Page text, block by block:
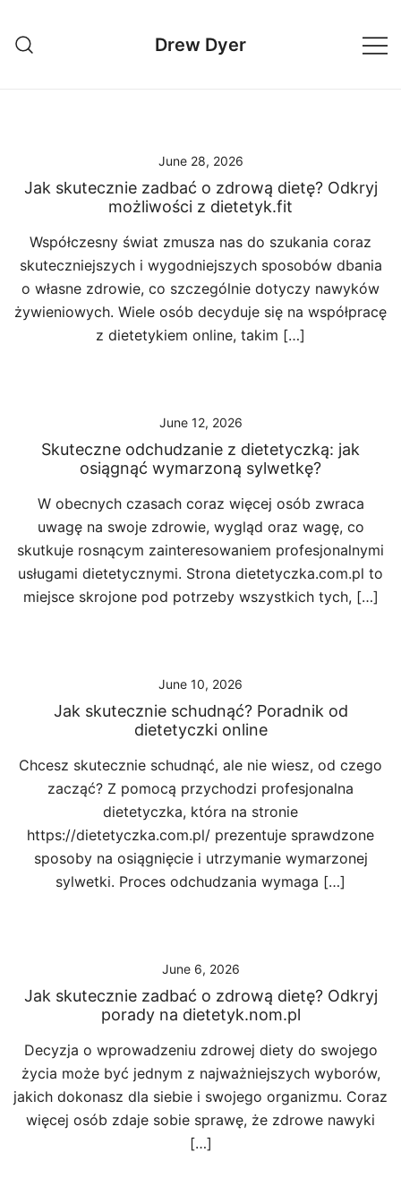
content
Drew Dyer
June 28, 2026
Jak skutecznie zadbać o zdrową dietę? Odkryj
możliwości z dietetyk.fit
Współczesny świat zmusza nas do szukania coraz
skuteczniejszych i wygodniejszych sposobów dbania
o własne zdrowie, co szczególnie dotyczy nawyków
żywieniowych. Wiele osób decyduje się na współpracę
z dietetykiem online, takim […]
June 12, 2026
Skuteczne odchudzanie z dietetyczką: jak
osiągnąć wymarzoną sylwetkę?
W obecnych czasach coraz więcej osób zwraca
uwagę na swoje zdrowie, wygląd oraz wagę, co
skutkuje rosnącym zainteresowaniem profesjonalnymi
usługami dietetycznymi. Strona dietetyczka.com.pl to
miejsce skrojone pod potrzeby wszystkich tych, […]
June 10, 2026
Jak skutecznie schudnąć? Poradnik od
dietetyczki online
Chcesz skutecznie schudnąć, ale nie wiesz, od czego
zacząć? Z pomocą przychodzi profesjonalna
dietetyczka, która na stronie
https://dietetyczka.com.pl/ prezentuje sprawdzone
sposoby na osiągnięcie i utrzymanie wymarzonej
sylwetki. Proces odchudzania wymaga […]
June 6, 2026
Jak skutecznie zadbać o zdrową dietę? Odkryj
porady na dietetyk.nom.pl
Decyzja o wprowadzeniu zdrowej diety do swojego
życia może być jednym z najważniejszych wyborów,
jakich dokonasz dla siebie i swojego organizmu. Coraz
więcej osób zdaje sobie sprawę, że zdrowe nawyki
[…]